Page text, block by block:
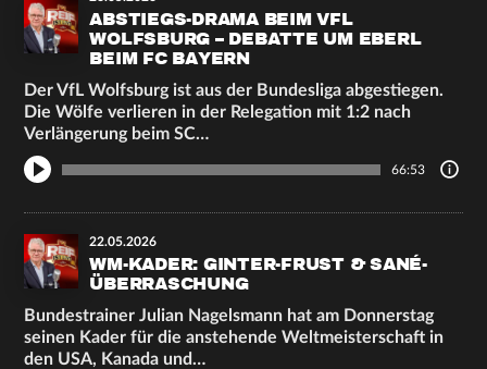
ABSTIEGS-DRAMA BEIM VFL
WOLFSBURG – DEBATTE UM EBERL
BEIM FC BAYERN
Der VfL Wolfsburg ist aus der Bundesliga abgestiegen.
Die Wölfe verlieren in der Relegation mit 1:2 nach
Verlängerung beim SC…
66:53
22.05.2026
WM-KADER: GINTER-FRUST & SANÉ-
ÜBERRASCHUNG
Bundestrainer Julian Nagelsmann hat am Donnerstag
seinen Kader für die anstehende Weltmeisterschaft in
den USA, Kanada und…